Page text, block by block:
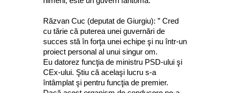
Răzvan Cuc (deputat de Giurgiu): ” Cred
cu tărie că puterea unei guvernări de
succes stă în forţa unei echipe şi nu într-un
proiect personal al unui singur om.
Eu datorez funcţia de ministru PSD-ului şi
CEx-ului. Ştiu că acelaşi lucru s-a
întâmplat şi pentru funcţia de premier.